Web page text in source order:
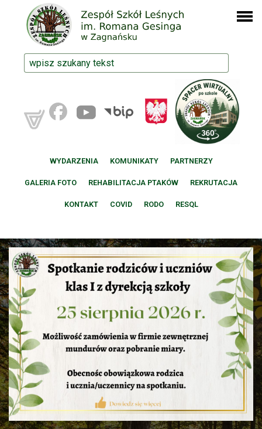
WYDARZENIA KOMUNIKATY PARTNERZY
GALERIA FOTO REHABILITACJA PTAKÓW REKRUTACJA
KONTAKT COVID RODO RESQL